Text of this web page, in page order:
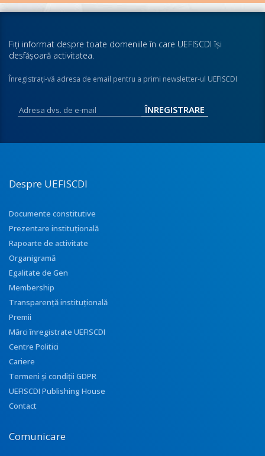
Fiţi informat despre toate domeniile în care UEFISCDI îşi
desfăşoară activitatea.
Înregistraţi-vă adresa de email pentru a primi newsletter-ul UEFISCDI
Despre UEFISCDI
Documente constitutive
Prezentare instituţională
Rapoarte de activitate
Organigramă
Egalitate de Gen
Membership
Transparenţă instituţională
Premii
Mărci înregistrate UEFISCDI
Centre Politici
Cariere
Termeni și condiții GDPR
UEFISCDI Publishing House
Contact
Comunicare